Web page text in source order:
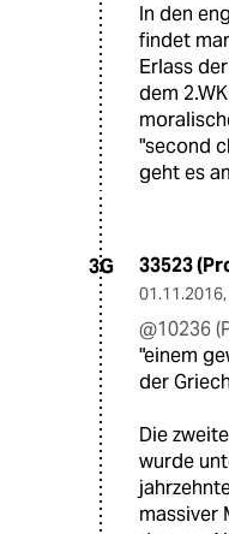
In den
findet
Erlass
dem
"second
geht es
3G 33523
01.11.2016,
@10236
"einem
der
Die
wurde
massiver